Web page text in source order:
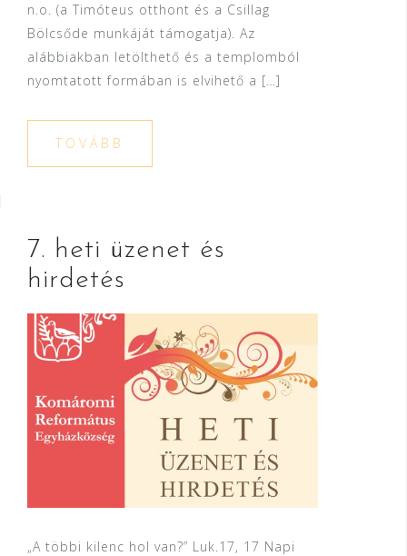
n.o. (a Timóteus otthont és a Csillag
Bölcsőde munkáját támogatja). Az
alábbiakban letölthető és a templomból
nyomtatott formában is elvihető a […]
TOVÁBB
7. heti üzenet és
hirdetés
„A többi kilenc hol van?” Luk.17, 17 Napi